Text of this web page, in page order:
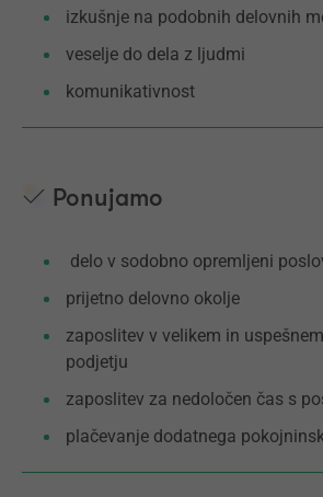
izkušnje na podobnih delovnih
veselje do dela z ljudmi
komunikativnost
Ponujamo
delo v sodobno opremljeni
prijetno delovno okolje
zaposlitev v velikem in
podjetju
zaposlitev za nedoločen čas s
plačevanje dodatnega